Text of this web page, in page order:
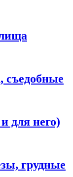
съедобные
для него)
грудные